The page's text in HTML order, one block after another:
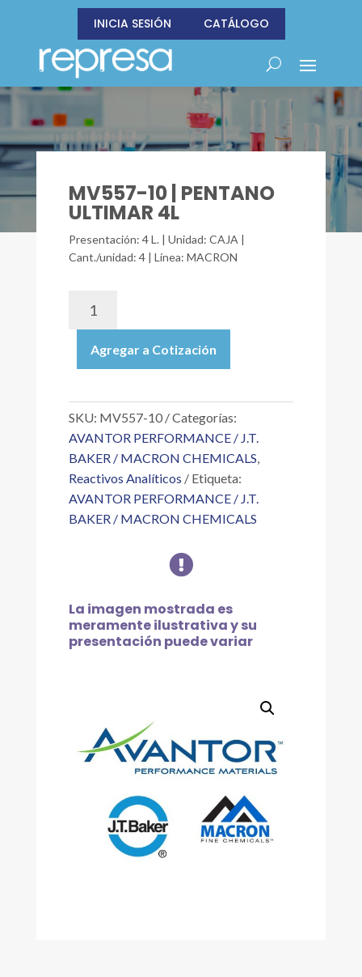
INICIA SESIÓN CATÁLOGO
MV557-10 | PENTANO
ULTIMAR 4L
Presentación: 4 L. | Unidad: CAJA |
Cant./unidad: 4 | Línea: MACRON
PENTANO
ULTIMAR
cantidad
Agregar a Cotización
SKU: MV557-10
Categorías:
AVANTOR PERFORMANCE / J.T.
BAKER / MACRON CHEMICALS,
Reactivos Analíticos
Etiqueta:
AVANTOR PERFORMANCE / J.T.
BAKER / MACRON CHEMICALS

La imagen mostrada es
meramente ilustrativa y su
presentación puede variar